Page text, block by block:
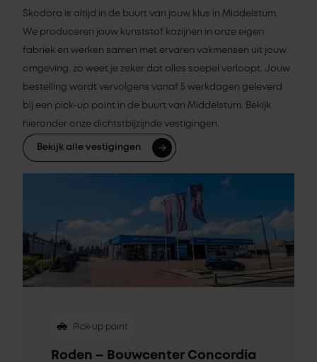
Skodora is altijd in de buurt van jouw klus in Middelstum.
We produceren jouw kunststof kozijnen in onze eigen
fabriek en werken samen met ervaren vakmensen uit jouw
omgeving, zo weet je zeker dat alles soepel verloopt. Jouw
bestelling wordt vervolgens vanaf 5 werkdagen geleverd
bij een pick-up point in de buurt van Middelstum. Bekijk
hieronder onze dichtstbijzijnde vestigingen.
Bekijk alle vestigingen
Pick-up point
Roden – Bouwcenter Concordia